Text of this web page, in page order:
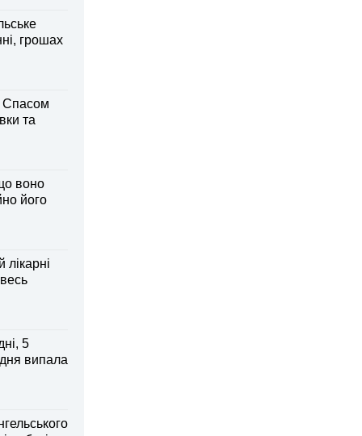
грошах
Спасом
та
воно
його
лікарні
5
випала